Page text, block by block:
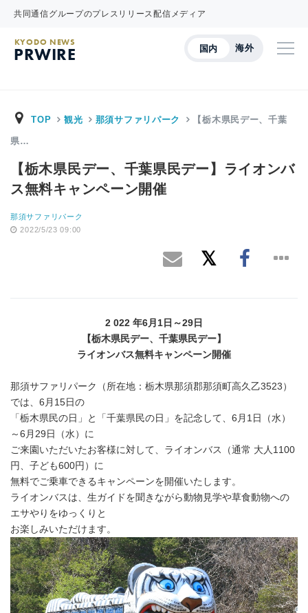
共同通信グループのプレスリリース配信メディア
国内 海外
KYODO NEWS
PRWIRE
TOP 観光 那須サファリパーク 【栃木県民デー、千葉
県…
【栃木県民デー、千葉県民デー】ライオンバ
ス無料キャンペーン開催
那須サファリパーク
2022/5/23 09:00
2 022 年6月 1 日～29 日
【栃木県民デー、千葉県民デー】
ライオンバス無料キャンペーン開催
那須サファリパーク（所在地：栃木県那須郡那須町高久乙3523）
では、6月15日の
「栃木県民の日」と「千葉県民の日」を記念して、6月1日（水）
～6月29日（水）に
ご来園いただいたお客様に対して、ライオンバス（通常 大人1100
円、子ども600円）に
無料でご乗車できるキャンペーンを開催いたします。
ライオンバスは、生ガイドを聞きながら動物見学や草食動物への
エサやりをゆっくりと
お楽しみいただけます。